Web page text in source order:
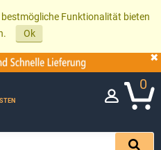
Funktionalität bieten
Ok
0